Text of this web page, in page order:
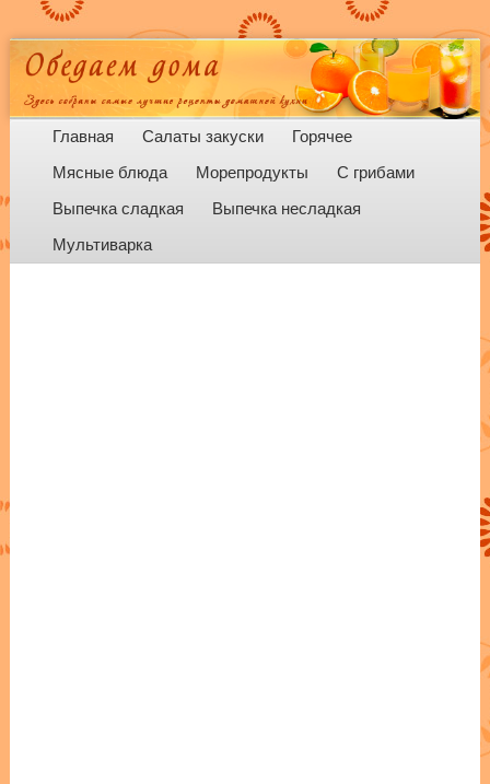
Menu
Skip to content
Главная Салаты закуски
Горячее
Мясные блюда
Морепродукты
С грибами
Выпечка сладкая
Выпечка несладкая
Мультиварка